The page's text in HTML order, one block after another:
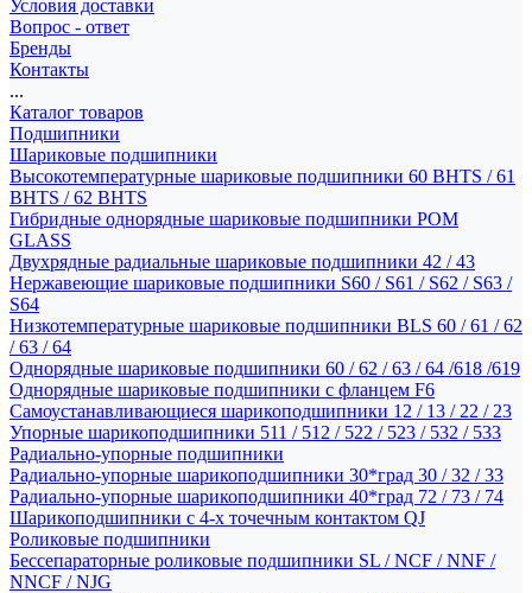
Условия доставки
Вопрос - ответ
Бренды
Контакты
...
Каталог товаров
Подшипники
Шариковые подшипники
Высокотемпературные шариковые подшипники 60 BHTS / 61
BHTS / 62 BHTS
Гибридные однорядные шариковые подшипники POM
GLASS
Двухрядные радиальные шариковые подшипники 42 / 43
Нержавеющие шариковые подшипники S60 / S61 / S62 / S63 /
S64
Низкотемпературные шариковые подшипники BLS 60 / 61 / 62
/ 63 / 64
Однорядные шариковые подшипники 60 / 62 / 63 / 64 /618 /619
Однорядные шариковые подшипники с фланцем F6
Самоустанавливающиеся шарикоподшипники 12 / 13 / 22 / 23
Упорные шарикоподшипники 511 / 512 / 522 / 523 / 532 / 533
Радиально-упорные подшипники
Радиально-упорные шарикоподшипники 30*град 30 / 32 / 33
Радиально-упорные шарикоподшипники 40*град 72 / 73 / 74
Шарикоподшипники с 4-х точечным контактом QJ
Роликовые подшипники
Бессепараторные роликовые подшипники SL / NCF / NNF /
NNCF / NJG